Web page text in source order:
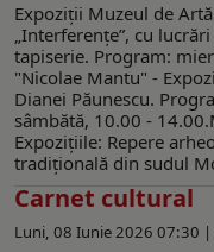
Expoziţii Muzeul de
„Interferențeˮ, cu
tapiserie. Program:
"Nicolae Mantu" -
Dianei Păunescu.
sâmbătă, 10.00 -
Expoziţiile: Repere
tradiţională din sudul
Carnet cultural
Luni, 08 Iunie 2026 07:30 |